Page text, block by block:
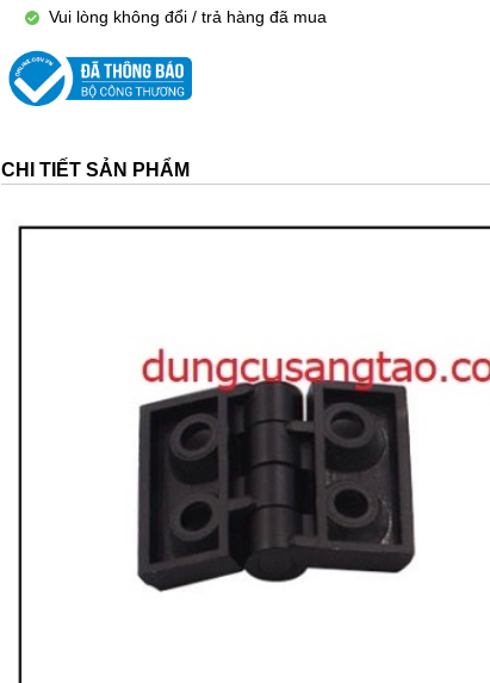
Vui lòng không đổi / trả hàng đã mua
CHI TIẾT SẢN PHẨM